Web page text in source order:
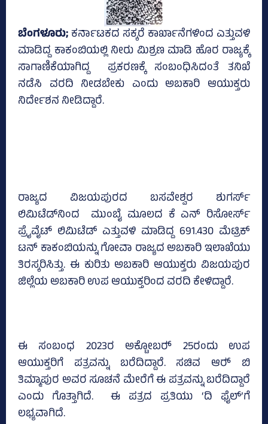
ಬೆಂಗಳೂರು;ಕರ್ನಾಟಕದ ಸಕ್ಕರೆ ಕಾರ್ಖಾನೆಗಳಿಂದ ಎತ್ತುವಳಿ
ಮಾಡಿದ್ದ ಕಾಕಂಬಿಯಲ್ಲಿ ನೀರು ಮಿಶ್ರಣ ಮಾಡಿ ಹೊರ ರಾಜ್ಯಕ್ಕೆ
ಸಾಗಾಣಿಕೆಯಾಗಿದ್ದ ಪ್ರಕರಣಕ್ಕೆ ಸಂಬಂಧಿಸಿದಂತೆ ತನಿಖೆ
ನಡೆಸಿ ವರದಿ ನೀಡಬೇಕು ಎಂದು ಅಬಕಾರಿ ಆಯುಕ್ತರು
ನಿರ್ದೇಶನ ನೀಡಿದ್ದಾರೆ.
ರಾಜ್ಯದ ವಿಜಯಪುರದ ಬಸವೇಶ್ವರ ಶುಗರ್ಸ್‌
ಲಿಮಿಟೆಡ್‌ನಿಂದ ಮುಂಬೈ ಮೂಲದ ಕೆ ಎನ್‌ ರಿಸೋರ್ಸ್‌
ಪ್ರೈವೈಟ್‌ ಲಿಮಿಟೆಡ್‌ ಎತ್ತುವಳಿ ಮಾಡಿದ್ದ 691.430 ಮೆಟ್ರಿಕ್‌
ಟನ್‌ ಕಾಕಂಬಿಯನ್ನು ಗೋವಾ ರಾಜ್ಯದ ಅಬಕಾರಿ ಇಲಾಖೆಯು
ತಿರಸ್ಕರಿಸಿತ್ತು. ಈ ಕುರಿತು ಅಬಕಾರಿ ಆಯುಕ್ತರು ವಿಜಯಪುರ
ಜಿಲ್ಲೆಯ ಅಬಕಾರಿ ಉಪ ಆಯುಕ್ತರಿಂದ ವರದಿ ಕೇಳಿದ್ದಾರೆ.
ಈ ಸಂಬಂಧ 2023ರ ಅಕ್ಟೋಬರ್‍‌ 25ರಂದು ಉಪ
ಆಯುಕ್ತರಿಗೆ ಪತ್ರವನ್ನು ಬರೆದಿದ್ದಾರೆ. ಸಚಿವ ಆರ್‍‌ ಬಿ
ತಿಮ್ಮಾಪುರ ಅವರ ಸೂಚನೆ ಮೇರೆಗೆ ಈ ಪತ್ರವನ್ನು ಬರೆದಿದ್ದಾರೆ
ಎಂದು ಗೊತ್ತಾಗಿದೆ. ಈ ಪತ್ರದ ಪ್ರತಿಯು ‘ದಿ ಫೈಲ್‌’ಗೆ
ಲಭ್ಯವಾಗಿದೆ.